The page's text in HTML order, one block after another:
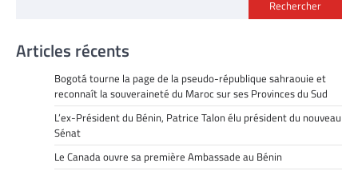
Rechercher
Articles récents
Bogotá tourne la page de la pseudo-république sahraouie et
reconnaît la souveraineté du Maroc sur ses Provinces du Sud
L’ex-Président du Bénin, Patrice Talon élu président du nouveau
Sénat
Le Canada ouvre sa première Ambassade au Bénin